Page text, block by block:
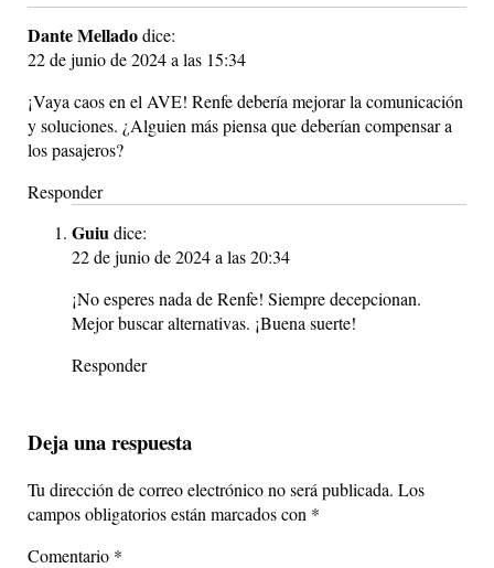
Dante Melladodice:
22 de junio de 2024 a las 15:34
¡Vaya caos en el AVE! Renfe debería mejorar la comunicación
y soluciones. ¿Alguien más piensa que deberían compensar a
los pasajeros?
Responder
Guiu dice:
22 de junio de 2024 a las 20:34
¡No esperes nada de Renfe! Siempre decepcionan.
Mejor buscar alternativas. ¡Buena suerte!
Responder
Deja una respuesta
Tu dirección de correo electrónico no será publicada. Los
campos obligatorios están marcados con *
Comentario *